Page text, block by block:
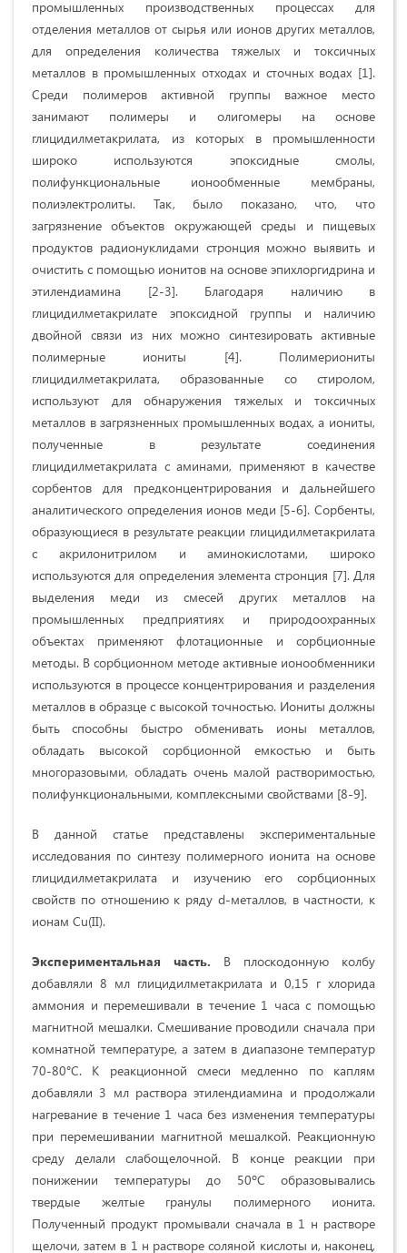
промышленных производственных процессах для
отделения металлов от сырья или ионов других металлов,
для определения количества тяжелых и токсичных
металлов в промышленных отходах и сточных водах [1].
Среди полимеров активной группы важное место
занимают полимеры и олигомеры на основе
глицидилметакрилата, из которых в промышленности
широко используются эпоксидные смолы,
полифункциональные ионообменные мембраны,
полиэлектролиты. Так, было показано, что, что
загрязнение объектов окружающей среды и пищевых
продуктов радионуклидами стронция можно выявить и
очистить с помощью ионитов на основе эпихлоргидрина и
этилендиамина [2-3]. Благодаря наличию в
глицидилметакрилате эпоксидной группы и наличию
двойной связи из них можно синтезировать активные
полимерные иониты [4]. Полимериониты
глицидилметакрилата, образованные со стиролом,
используют для обнаружения тяжелых и токсичных
металлов в загрязненных промышленных водах, а иониты,
полученные в результате соединения
глицидилметакрилата с аминами, применяют в качестве
сорбентов для предконцентрирования и дальнейшего
аналитического определения ионов меди [5-6]. Сорбенты,
образующиеся в результате реакции глицидилметакрилата
с акрилонитрилом и аминокислотами, широко
используются для определения элемента стронция [7]. Для
выделения меди из смесей других металлов на
промышленных предприятиях и природоохранных
объектах применяют флотационные и сорбционные
методы. В сорбционном методе активные ионообменники
используются в процессе концентрирования и разделения
металлов в образце с высокой точностью. Иониты должны
быть способны быстро обменивать ионы металлов,
обладать высокой сорбционной емкостью и быть
многоразовыми, обладать очень малой растворимостью,
полифункциональными, комплексными свойствами [8-9].
В данной статье представлены экспериментальные
исследования по синтезу полимерного ионита на основе
глицидилметакрилата и изучению его сорбционных
свойств по отношению к ряду d-металлов, в частности, к
ионам Cu(II).
Экспериментальная часть. В плоскодонную колбу
добавляли 8 мл глицидилметакрилата и 0,15 г хлорида
аммония и перемешивали в течение 1 часа с помощью
магнитной мешалки. Смешивание проводили сначала при
комнатной температуре, а затем в диапазоне температур
70-80°С. К реакционной смеси медленно по каплям
добавляли 3 мл раствора этилендиамина и продолжали
нагревание в течение 1 часа без изменения температуры
при перемешивании магнитной мешалкой. Реакционную
среду делали слабощелочной. В конце реакции при
понижении температуры до 50ºC образовывались
твердые желтые гранулы полимерного ионита.
Полученный продукт промывали сначала в 1 н растворе
щелочи, затем в 1 н растворе соляной кислоты и, наконец,